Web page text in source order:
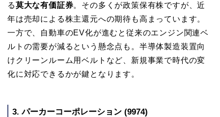
る莫大な有価証券。その多くが政策保有株ですが、近
年は売却による株主還元への期待も高まっています。
一方で、自動車のEV化が進むと従来のエンジン関連ベ
ルトの需要が減るという懸念点も。半導体製造装置向
けクリーンルーム用ベルトなど、新規事業で時代の変
化に対応できるかが鍵となります。
3. パーカーコーポレーション (9974)